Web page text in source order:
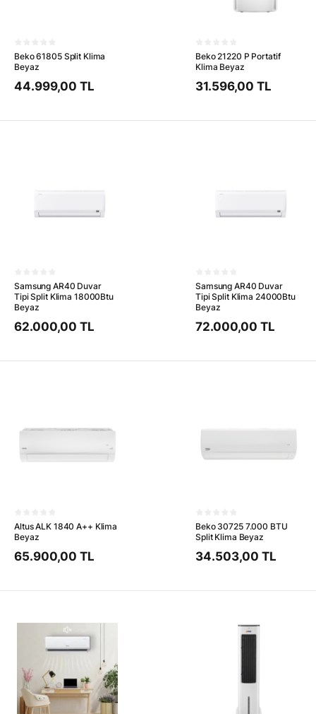
Beko 61805 Split Klima
Beyaz
44.999,00 TL
Beko 21220 P Portatif
Klima Beyaz
31.596,00 TL
Samsung AR40 Duvar
Tipi Split Klima 18000Btu
Beyaz
62.000,00 TL
Samsung AR40 Duvar
Tipi Split Klima 24000Btu
Beyaz
72.000,00 TL
Altus ALK 1840 A++ Klima
Beyaz
65.900,00 TL
Beko 30725 7.000 BTU
Split Klima Beyaz
34.503,00 TL